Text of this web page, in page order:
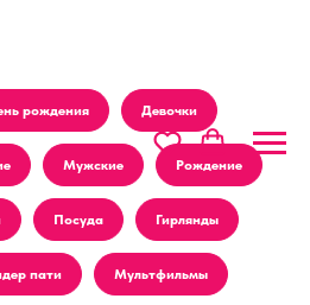
рождения Девочки
Мужские Рождение
Посуда Гирлянды
пати Мультфильмы